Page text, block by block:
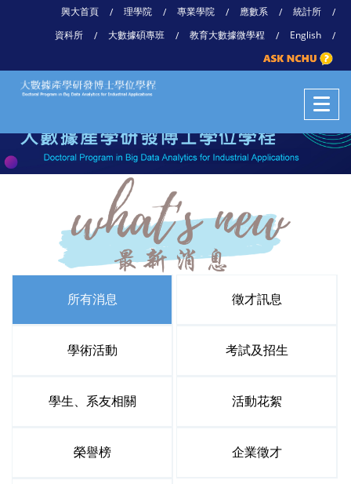
興大首頁 / 理學院 / 專業學院 / 應數系 / 統計所
/
資科所
/ 大數據碩專班 / 教育大數據微學程 / English /
所有消息 徵才訊息
學術活動 考試及招生
學生、系友相關 活動花絮
榮譽榜 企業徵才